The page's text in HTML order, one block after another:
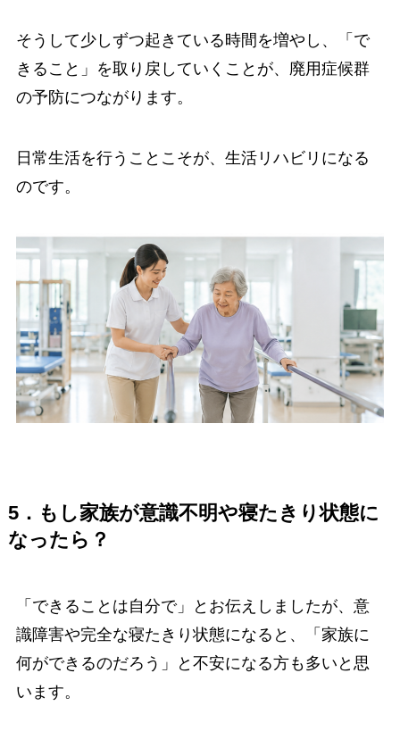
そうして少しずつ起きている時間を増やし、「で
きること」を取り戻していくことが、廃用症候群
の予防につながります。
日常生活を行うことこそが、生活リハビリになる
のです。
5．もし家族が意識不明や寝たきり状態に
なったら？
「できることは自分で」とお伝えしましたが、意
識障害や完全な寝たきり状態になると、「家族に
何ができるのだろう」と不安になる方も多いと思
います。